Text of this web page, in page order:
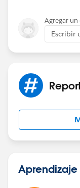
https://
https://
Agregar
Escribir